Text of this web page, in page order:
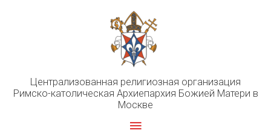
Централизованная религиозная организация
Римско-католическая Архиепархия Божией Матери в
Москве
Главное